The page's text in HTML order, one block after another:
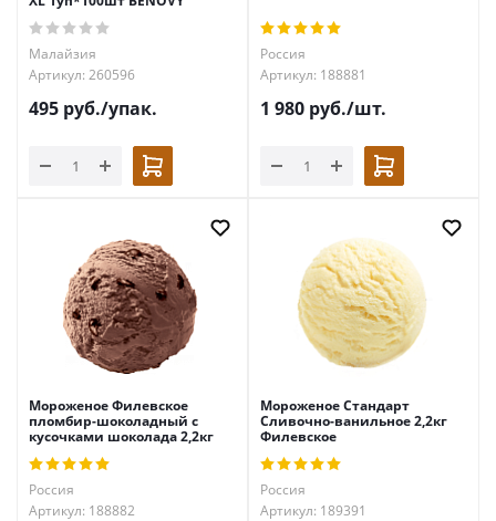
Малайзия
Артикул: 260596
495 руб./упак.
Россия
Артикул: 188881
1 980 руб./шт.
Мороженое Филевское
пломбир-шоколадный с
кусочками шоколада 2,2кг
Россия
Артикул: 188882
Мороженое Стандарт
Сливочно-ванильное 2,2кг
Филевское
Россия
Артикул: 189391